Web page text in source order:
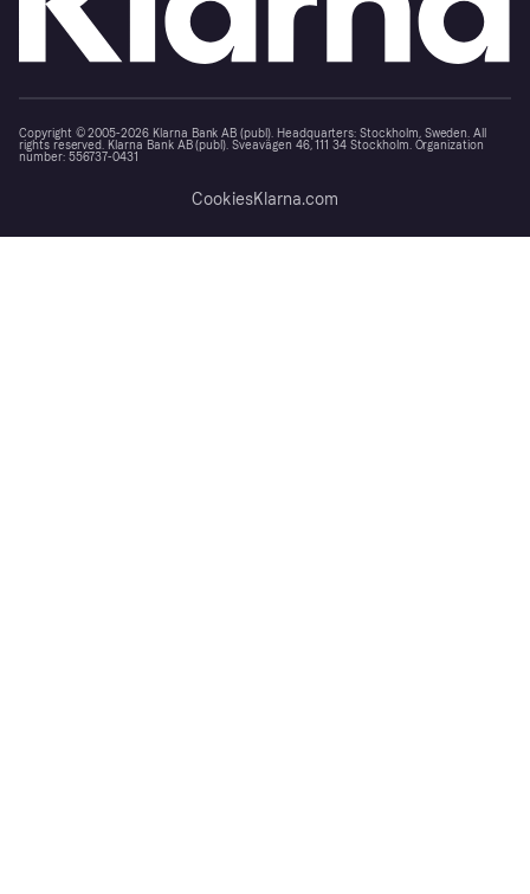
Copyright © 2005-2026 Klarna Bank AB (publ). Headquarters: Stockholm, Sweden. All
rights reserved. Klarna Bank AB (publ). Sveavägen 46, 111 34 Stockholm. Organization
number: 556737-0431
CookiesKlarna.com